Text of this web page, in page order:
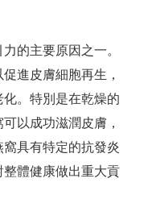
的主要原因之一。
進皮膚細胞再生，
。特別是在乾燥的
以成功滋潤皮膚，
具有特定的抗發炎
體健康做出重大貢